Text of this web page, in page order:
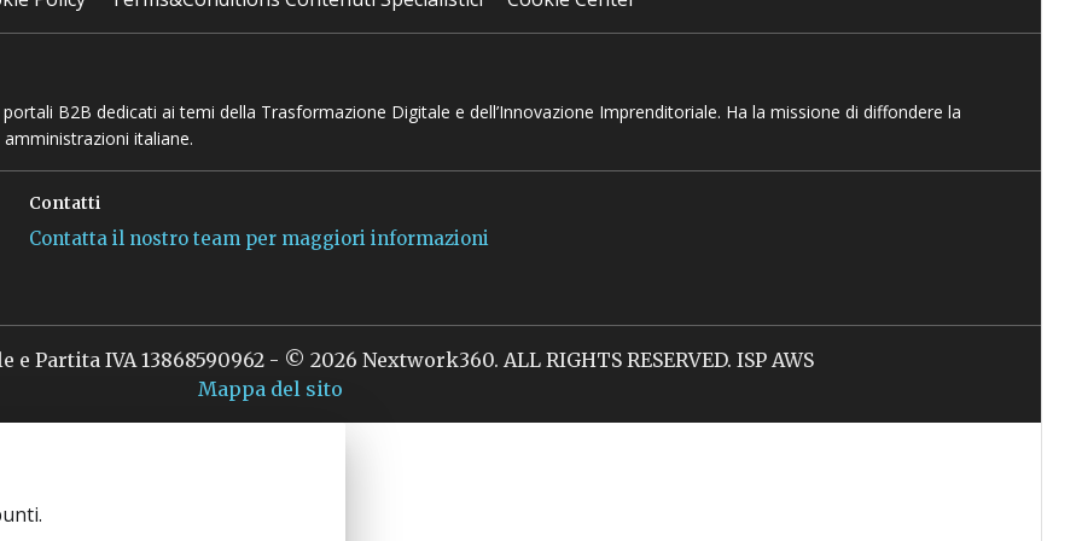
B2B dedicati ai temi della Trasformazione Digitale e dell’Innovazione Imprenditoriale. Ha la missione di diffondere la
italiane.
Contatti
Contatta il nostro team per maggiori informazioni
Partita IVA 13868590962 - © 2026 Nextwork360. ALL RIGHTS RESERVED. ISP AWS
Mappa del sito